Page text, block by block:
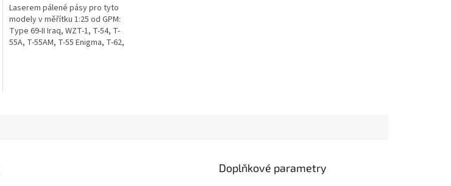
Laserem pálené pásy pro tyto
modely v měřítku 1:25 od GPM:
Type 69-II Iraq, WZT-1, T-54, T-
55A, T-55AM, T-55 Enigma, T-62,
Doplňkové parametry